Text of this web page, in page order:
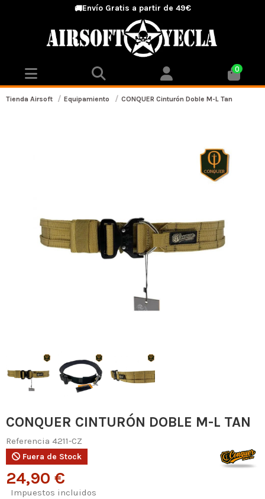
🚚Envío Gratis a partir de 49€
0
Tienda Airsoft Equipamiento CONQUER Cinturón Doble M-L Tan
CONQUER CINTURÓN DOBLE M-L TAN
Referencia 4211-CZ
Fuera de Stock
24,90 €
Impuestos incluidos